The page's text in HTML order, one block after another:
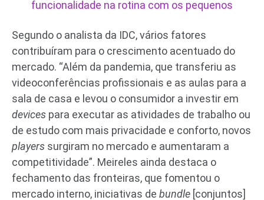
funcionalidade na rotina com os pequenos
Segundo o analista da IDC, vários fatores
contribuíram para o crescimento acentuado do
mercado. “Além da pandemia, que transferiu as
videoconferências profissionais e as aulas para a
sala de casa e levou o consumidor a investir em
devices para executar as atividades de trabalho ou
de estudo com mais privacidade e conforto, novos
players surgiram no mercado e aumentaram a
competitividade”. Meireles ainda destaca o
fechamento das fronteiras, que fomentou o
mercado interno, iniciativas de bundle [conjuntos]